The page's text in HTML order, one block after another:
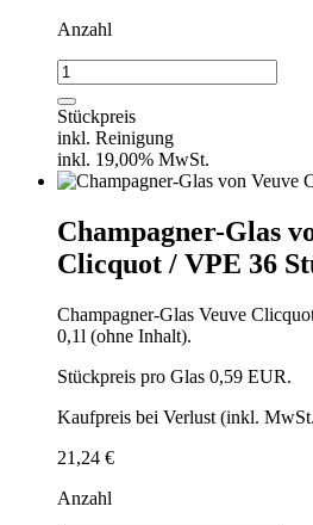
Anzahl
Champagner-
Glas
Schott
Zwiesel
/
VPE
Stück
Menge
Stückpreis
inkl. Reinigung
inkl. 19,00% MwSt.
Champagner-Glas
Clicquot / VPE 36
Champagner-Glas Veuve
0,1l (ohne Inhalt).
Stückpreis pro Glas 0,59 EUR.
Kaufpreis bei Verlust (inkl.
21,24 €
Anzahl